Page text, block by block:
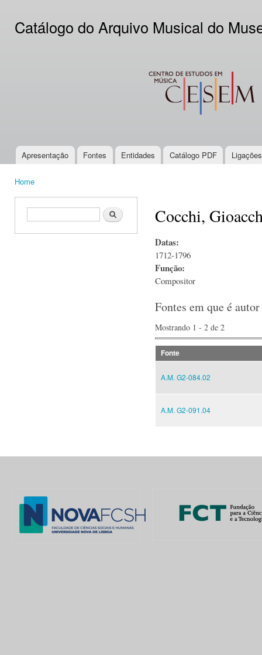
Catálogo do Arquivo Musical do
CESEM
Main menu
Apresentação Fontes Entidades Catálogo PDF
Home
Search form Search Cocchi,
Datas:
1712-1796
Função:
Compositor
Fontes em que é
Mostrando 1 - 2 de 2
Fonte
A.M. G2-084.02
A.M. G2-091.04